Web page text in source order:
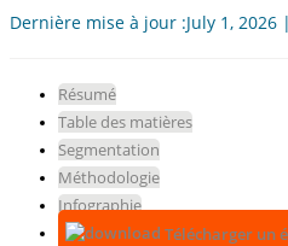
Dernière mise à jour :July 1,
Résumé
Table des matières
Segmentation
Méthodologie
Infographie
Télécharger un